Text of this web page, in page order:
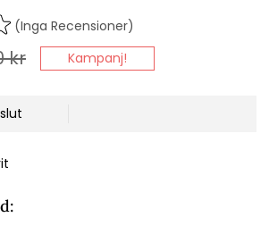
(Inga Recensioner)
kr Kampanj!